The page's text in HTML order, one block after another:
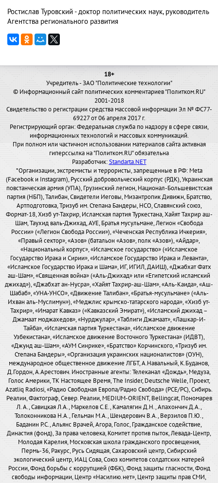
Ростислав Туровский - доктор политических наук, руководитель
Агентства регионального развития
18+
Учредитель - ЗАО "Политические технологии"
© Информационный сайт политических комментариев "Политком.RU"
2001-2018
Свидетельство о регистрации средства массовой информации Эл № ФС77-
69227 от 06 апреля 2017 г.
Регистрирующий орган: Федеральная служба по надзору в сфере связи,
информационных технологий и массовых коммуникаций.
При полном или частичном использовании материалов сайта активная
гиперссылка на "Политком.RU" обязательна
Разработчик:Standarta.NET
*Организации, экстремисты и террористы, запрещенные в РФ: Meta
(Facebook и Instagram), Русский добровольческий корпус (РДК), Украинская
повстанческая армия (УПА), Грузинский легион, Национал-Большевистская
партия (НБП), Талибан, Свидетели Иеговы, Мизантропик Дивижн, Братство,
Артподготовка, Тризуб им. Степана Бандеры, НСО, Славянский союз,
Формат-18, Хизб ут-Тахрир, Исламская партия Туркестана, Хайят Тахрир аш-
Шам, Таухид валь-Джихад, АУЕ, Братья мусульмане, Легион «Свобода
России» («Легион Свобода России»), «Чеченская Республика Ичкерия»,
«Правый сектор», «Азов» (батальон «Азов», полк «Азов»), «Айдар»,
«Национальный корпус», «Исламское государство» («Исламское
Государство Ирака и Сирии», «Исламское Государство Ирака и Леванта»,
«Исламское Государство Ирака и Шама», ИГ, ИГИЛ, ДАИШ), «Джабхат Фатх
аш-Шам», «Священная война» («Аль-Джихад» или «Египетский исламский
джихад»), «Джабхат ан-Нусра», «Хайят Тахрир-аш-Шам», «Аль-Каида», «Аш-
Шабаб», «УНА-УНСО», «Движение Талибан», «Братья-мусульмане» («Аль-
Ихван аль-Муслимун»), «Меджлис крымско-татарского народа», «Хизб ут-
Тахрир», «Имарат Кавказ» («Кавказский Эмират»), «Исламский джихад –
Джамаат моджахедов», «Нурджулар», «Таблиги Джамаат», «Лашкар-И-
Тайба», «Исламская партия Туркестана», «Исламское движение
Узбекистана», «Исламское движение Восточного Туркестана» (ИДВТ),
«Джунд аш-Шам», «АУМ Синрике», «Братство» Корчинского, «Тризуб им.
Степана Бандеры», «Организация украинских националистов» (ОУН),
международное общественное движение ЛГБТ, А.Навальный, К.Буданов,
Д.Гордон, А.Арестович. Иностранные агенты: Телеканал «Дождь», Медуза,
Голос Америки, ТК Настоящее Время, The Insider, Deutsche Welle, Проект,
Azatliq Radiosi, «Радио Свободная Европа/Радио Свобода» (PCE/PC), Сибирь.
Реалии, Фактограф, Север. Реалии, MEDIUM-ORIENT, Bellingcat, Пономарев
Л. А., Савицкая Л.А., Маркелов С.Е., Камалягин Д.Н., Апахончич Д.А.,
Толоконникова Н.А., Гельман М.А., Шендерович В.А., Верзилов П.Ю.,
Баданин Р.С., Альянс Врачей, Агора, Голос, Гражданское содействие,
Династия (фонд), За права человека, Комитет против пыток, Левада-Центр,
Молодая Карелия, Московская школа гражданского просвещения,
Пермь-36, Ракурс, Русь Сидящая, Сахаровский центр, Сибирский
экологический центр, ИАЦ Сова, Союз комитетов солдатских матерей
России, Фонд борьбы с коррупцией (ФБК), Фонд защиты гласности, Фонд
свободы информации, Центр «Насилию.нет», Центр защиты прав СМИ,